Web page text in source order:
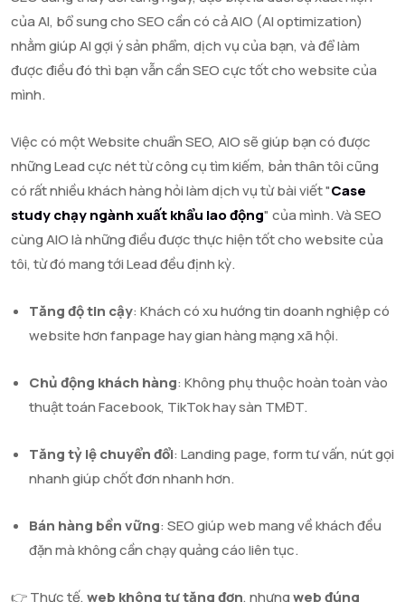
của AI, bổ sung cho SEO cần có cả AIO (AI optimization)
nhằm giúp AI gợi ý sản phẩm, dịch vụ của bạn, và để làm
được điều đó thì bạn vẫn cần SEO cực tốt cho website của
mình.
Việc có một Website chuẩn SEO, AIO sẽ giúp bạn có được
những Lead cực nét từ công cụ tìm kiếm, bản thân tôi cũng
có rất nhiều khách hàng hỏi làm dịch vụ từ bài viết "Case
study chạy ngành xuất khẩu lao động" của mình. Và SEO
cùng AIO là những điều được thực hiện tốt cho website của
tôi, từ đó mang tới Lead đều định kỳ.
Tăng độ tin cậy: Khách có xu hướng tin doanh nghiệp có
website hơn fanpage hay gian hàng mạng xã hội.
Chủ động khách hàng: Không phụ thuộc hoàn toàn vào
thuật toán Facebook, TikTok hay sàn TMĐT.
Tăng tỷ lệ chuyển đổi: Landing page, form tư vấn, nút gọi
nhanh giúp chốt đơn nhanh hơn.
Bán hàng bền vững: SEO giúp web mang về khách đều
đặn mà không cần chạy quảng cáo liên tục.
👉 Thực tế, web không tự tăng đơn, nhưngweb đúng